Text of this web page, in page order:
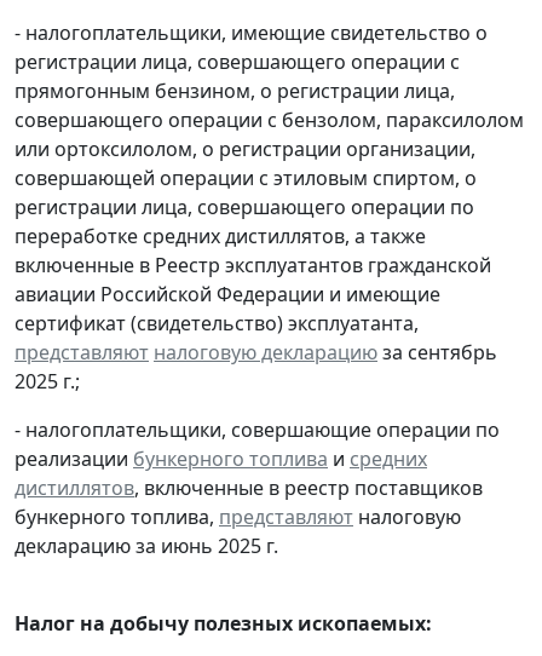
- налогоплательщики, имеющие свидетельство о
регистрации лица, совершающего операции с
прямогонным бензином, о регистрации лица,
совершающего операции с бензолом, параксилолом
или ортоксилолом, о регистрации организации,
совершающей операции с этиловым спиртом, о
регистрации лица, совершающего операции по
переработке средних дистиллятов, а также
включенные в Реестр эксплуатантов гражданской
авиации Российской Федерации и имеющие
сертификат (свидетельство) эксплуатанта,
представляют налоговую декларациюза сентябрь
2025 г.;
- налогоплательщики, совершающие операции по
реализации бункерного топлива и средних
дистиллятов, включенные в реестр поставщиков
бункерного топлива, представляют налоговую
декларацию за июнь 2025 г.
Налог на добычу полезных ископаемых: